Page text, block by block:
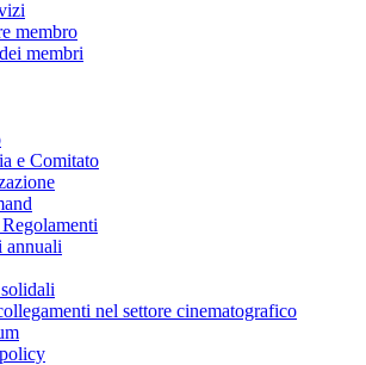
membro
membri
e Comitato
annuali
nel settore cinematografico